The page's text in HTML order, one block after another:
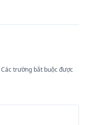
Các trường bắt buộc được